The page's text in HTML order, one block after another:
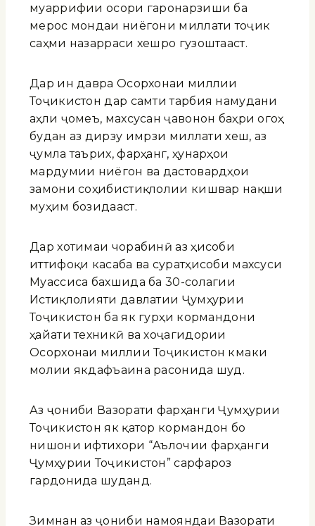
муаррифии осори гаронарзиши ба
мерос мондаи ниёгони миллати тоҷик
саҳми назарраси хешро гузоштааст.
Дар ин давра Осорхонаи миллии
Тоҷикистон дар самти тарбия намудани
аҳли ҷомеъ, махсусан ҷавонон баҳри огоҳ
будан аз дирӯзу имрӯзи миллати хеш, аз
ҷумла таърих, фарҳанг, ҳунарҳои
мардумии ниёгон ва дастовардҳои
замони соҳибистиқлолии кишвар нақши
муҳим бозидааст.
Дар хотимаи чорабинӣ аз ҳисоби
иттифоқи касаба ва суратҳисоби махсуси
Муассиса бахшида ба 30-солагии
Истиқлолияти давлатии Ҷумҳурии
Тоҷикистон ба як гурӯҳи кормандони
ҳайати техникӣ ва хоҷагидории
Осорхонаи миллии Тоҷикистон кӯмаки
молии якдафъаина расонида шуд.
Аз ҷониби Вазорати фарҳанги Ҷумҳурии
Тоҷикистон як қатор кормандон бо
нишони ифтихори “Аълочии фарҳанги
Ҷумҳурии Тоҷикистон” сарфароз
гардонида шуданд.
Зимнан аз ҷониби намояндаи Вазорати